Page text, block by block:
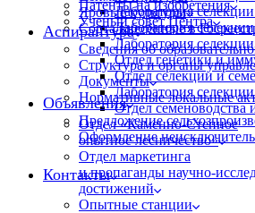
Лаборатория
Лаборатория
Лаборатория
Отдел генетики и
Отдел селекции и
Лаборатория
Отдел семеноводства
Отдел «Каменно-Степное
опытное лесничество»
Отдел маркетинга
и пропаганды научно-
достижений
Опытные станции
Патенты на изобретения
Ученый совет Центра
Яровые культуры
Сорта внесённые в
Аспирантура
Сведения об
Структура и органы
Документы
Нормативные локальные
Объявления
Предложение
Оформление
Контакты